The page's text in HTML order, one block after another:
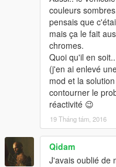
couleurs
pensais que
mais ça le fait
chromes.
Quoi qu'il en
(j'en ai enlevé
mod et la
contourner le
réactivité 😉
19 Tháng tám, 2016
Qidam
J'avais oublié de